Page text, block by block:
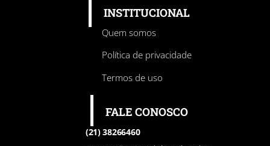
INSTITUCIONAL
Quem somos
Política de privacidade
Termos de uso
FALE CONOSCO
(21) 38266460